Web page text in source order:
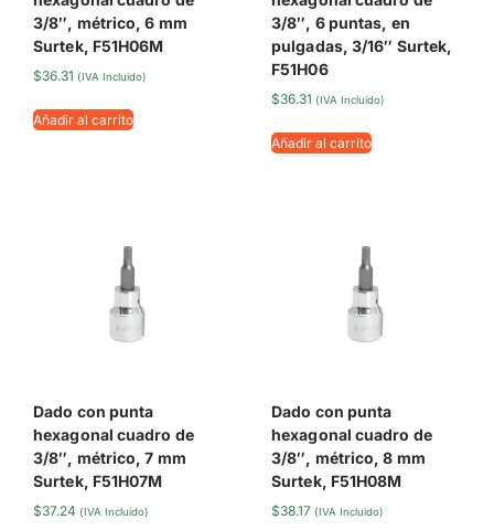
3/8″, métrico, 6 mm
Surtek, F51H06M
$36.31 (IVA Incluido)
Añadir al carrito
3/8″, 6 puntas, en
pulgadas, 3/16″ Surtek,
F51H06
$36.31 (IVA Incluido)
Añadir al carrito
Dado con punta
hexagonal cuadro de
3/8″, métrico, 7 mm
Surtek, F51H07M
$37.24 (IVA Incluido)
Dado con punta
hexagonal cuadro de
3/8″, métrico, 8 mm
Surtek, F51H08M
$38.17 (IVA Incluido)